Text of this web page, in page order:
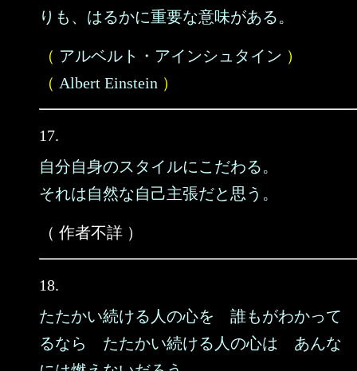
りも、はるかに重要な意味がある。
（ アルベルト・アインシュタイン ）
（ Albert Einstein ）
17.
自分自身のスタイルにこだわる。
それは自然な自己主張だと思う。
（ 作者不詳 ）
18.
たたかい続ける人の心を 誰もがわかって
るなら たたかい続ける人の心は あんな